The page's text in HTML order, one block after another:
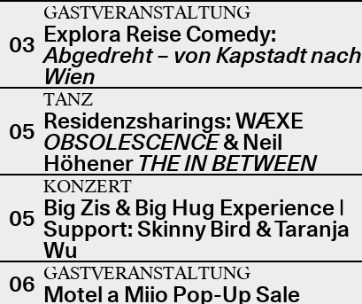
03
GASTVERANSTALTUNG
Explora Reise Comedy:
Abgedreht – von Kapstadt nach
Wien
05
TANZ
Residenzsharings: WÆXE
OBSOLESCENCE& Neil
Höhener THE IN BETWEEN
05
KONZERT
Big Zis & Big Hug Experience |
Support: Skinny Bird & Taranja
Wu
06 GASTVERANSTALTUNG
Motel a Miio Pop-Up Sale